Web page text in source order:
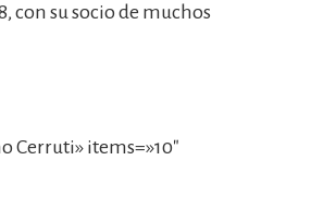
con su socio de muchos
Cerruti» items=»10″